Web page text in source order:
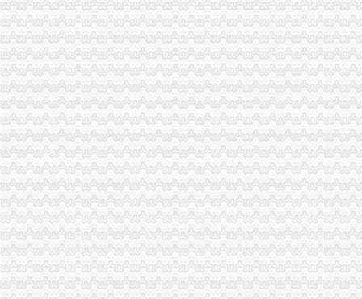
重庆海关切换通关一体化模式渝企可在全国任一海关办手续|海关|重庆|
重庆海关公告2017年第15号关于实施优惠原产地无纸申报有关事宜的
重庆海关2009年报关员报名确认的公告-报关员-环球网校
重庆海关率先推出“三自一简”创新举措助力殊监管区域科学发展_
重庆海关：做好转型升级“加速器”_财经_腾讯网
重庆海关和北京海关票进口区域通关货物运行成功-银行频道-和讯网
奇帆出席重庆海关关长任职仪式_国内_新民网
2012年重庆海关税务、昆明海关税务报考条件？？-重庆公务员-
春节7天重庆海关验放进出境旅客2.78万人次-今日重庆-华龙网
重庆海关破获例航空口岸走品案嫌疑内1503克-今日重
重庆海关推广电子支付去年过半关税网上收取-搜狐财经
【2012年重庆海关公开遴选公务员报名况公示】-环球网校
2017年重庆海关造价员年审报名中心_志趣网
重庆海关深入企业为跨境电商发展支招_新浪新闻
重庆海关支持璧山工业园设保税仓库助推经济发展——网·重庆视
2013年重庆海关公务员面试入围人员寄送材料通知_中公教育网
2012年重庆海关公开遴选公务员报名况公示_中大网校